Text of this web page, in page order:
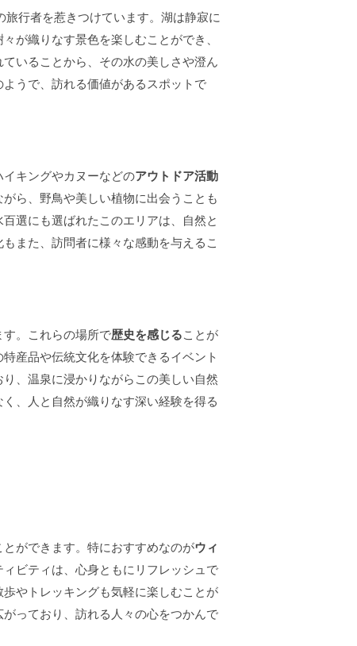
行者を惹きつけています。湖は静寂に
が織りなす景色を楽しむことができ、
いることから、その水の美しさや澄ん
うで、訪れる価値があるスポットで
キングやカヌーなどのアウトドア活動
ら、野鳥や美しい植物に出会うことも
選にも選ばれたこのエリアは、自然と
また、訪問者に様々な感動を与えるこ
。これらの場所で歴史を感じることが
産品や伝統文化を体験できるイベント
、温泉に浸かりながらこの美しい自然
、人と自然が織りなす深い経験を得る
ができます。特におすすめなのがウィ
ビティは、心身ともにリフレッシュで
やトレッキングも気軽に楽しむことが
っており、訪れる人々の心をつかんで